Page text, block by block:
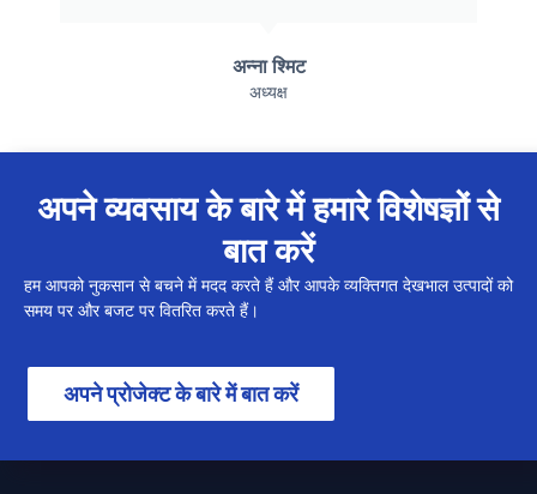
अन्ना श्मिट
अध्यक्ष
अपने व्यवसाय के बारे में हमारे विशेषज्ञों से
बात करें
हम आपको नुकसान से बचने में मदद करते हैं और आपके व्यक्तिगत देखभाल उत्पादों को
समय पर और बजट पर वितरित करते हैं।
अपने प्रोजेक्ट के बारे में बात करें